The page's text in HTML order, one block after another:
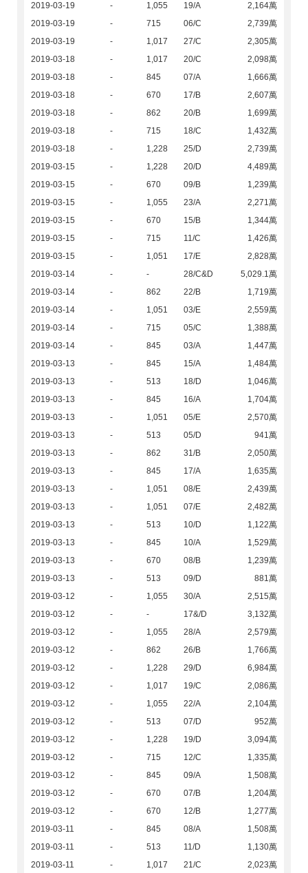
2019-03-19
- 1,055 19/A
2,164萬
2019-03-19
- 715 06/C
2,739萬
2019-03-19
- 1,017 27/C
2,305萬
2019-03-18
- 1,017 20/C
2,098萬
2019-03-18
- 845 07/A
1,666萬
2019-03-18
- 670 17/B
2,607萬
2019-03-18
- 862 20/B
1,699萬
2019-03-18
- 715 18/C
1,432萬
2019-03-18
- 1,228 25/D
2,739萬
2019-03-15
- 1,228 20/D
4,489萬
2019-03-15
- 670 09/B
1,239萬
2019-03-15
- 1,055 23/A
2,271萬
2019-03-15
- 670 15/B
1,344萬
2019-03-15
- 715 11/C
1,426萬
2019-03-15
- 1,051 17/E
2,828萬
2019-03-14
- - 28/C&D
5,029.1萬
2019-03-14
- 862 22/B
1,719萬
2019-03-14
- 1,051 03/E
2,559萬
2019-03-14
- 715 05/C
1,388萬
2019-03-14
- 845 03/A
1,447萬
2019-03-13
- 845 15/A
1,484萬
2019-03-13
- 513 18/D
1,046萬
2019-03-13
- 845 16/A
1,704萬
2019-03-13
- 1,051 05/E
2,570萬
2019-03-13
- 513 05/D
941萬
2019-03-13
- 862 31/B
2,050萬
2019-03-13
- 845 17/A
1,635萬
2019-03-13
- 1,051 08/E
2,439萬
2019-03-13
- 1,051 07/E
2,482萬
2019-03-13
- 513 10/D
1,122萬
2019-03-13
- 845 10/A
1,529萬
2019-03-13
- 670 08/B
1,239萬
2019-03-13
- 513 09/D
881萬
2019-03-12
- 1,055 30/A
2,515萬
2019-03-12
- - 17&/D
3,132萬
2019-03-12
- 1,055 28/A
2,579萬
2019-03-12
- 862 26/B
1,766萬
2019-03-12
- 1,228 29/D
6,984萬
2019-03-12
- 1,017 19/C
2,086萬
2019-03-12
- 1,055 22/A
2,104萬
2019-03-12
- 513 07/D
952萬
2019-03-12
- 1,228 19/D
3,094萬
2019-03-12
- 715 12/C
1,335萬
2019-03-12
- 845 09/A
1,508萬
2019-03-12
- 670 07/B
1,204萬
2019-03-12
- 670 12/B
1,277萬
2019-03-11
- 845 08/A
1,508萬
2019-03-11
- 513 11/D
1,130萬
2019-03-11
- 1,017 21/C
2,023萬